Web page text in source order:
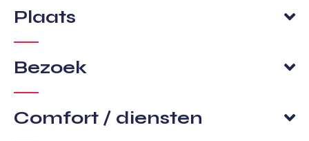
Plaats
Bezoek
Comfort / diensten